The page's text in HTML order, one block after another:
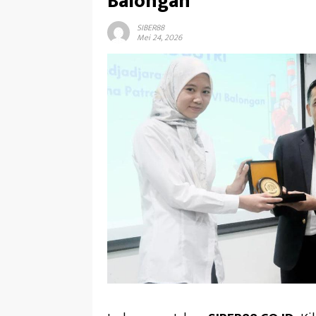
SIBER88
Mei 24, 2026